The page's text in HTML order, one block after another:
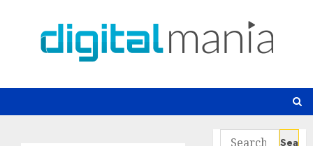
Search